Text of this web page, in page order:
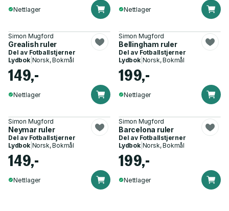
Nettlager Nettlager
Simon Mugford
Grealish ruler
Del av Fotballstjerner
Lydbok| Norsk, Bokmål
149,-
Nettlager
Simon Mugford
Bellingham ruler
Del av Fotballstjerner
Lydbok| Norsk, Bokmål
199,-
Nettlager
Simon Mugford
Neymar ruler
Del av Fotballstjerner
Lydbok| Norsk, Bokmål
149,-
Nettlager
Simon Mugford
Barcelona ruler
Del av Fotballstjerner
Lydbok| Norsk, Bokmål
199,-
Nettlager